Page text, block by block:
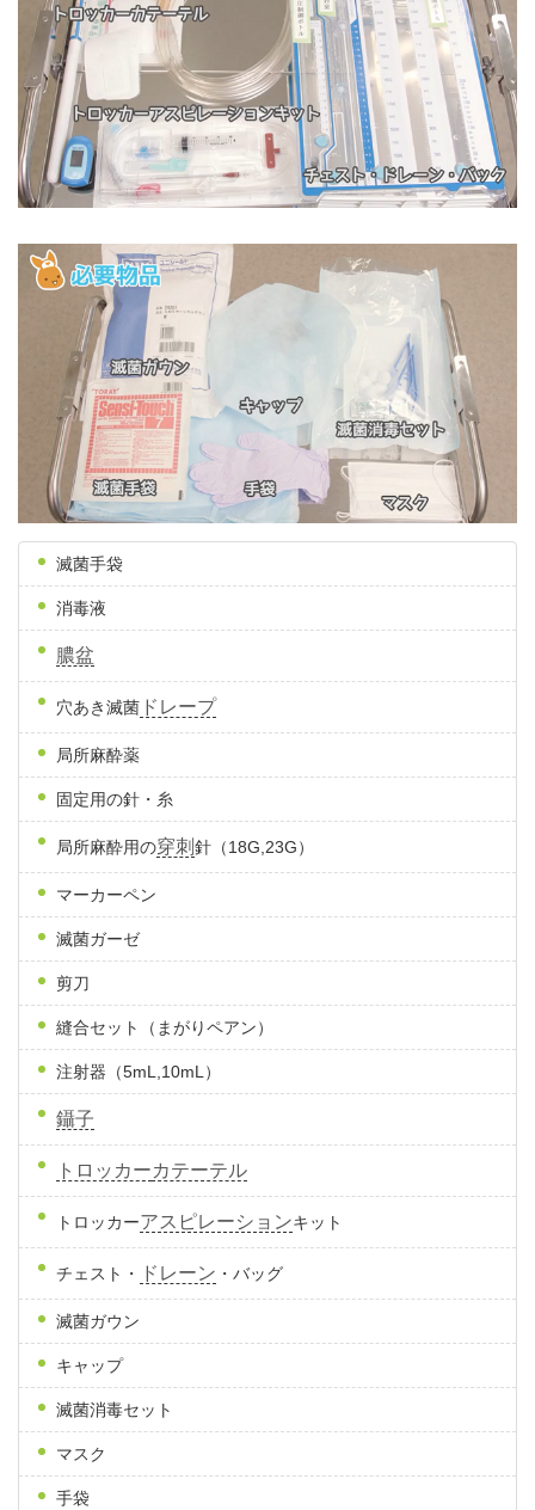
滅菌手袋
消毒液
膿盆
穴あき滅菌 ドレープ
局所麻酔薬
固定用の針・糸
局所麻酔用の穿刺針（18G,23G）
マーカーペン
滅菌ガーゼ
剪刀
縫合セット（まがりペアン）
注射器（5mL,10mL）
鑷子
トロッカーカテーテル
トロッカーアスピレーションキット
チェスト・ ドレーン ・バッグ
滅菌ガウン
キャップ
滅菌消毒セット
マスク
手袋